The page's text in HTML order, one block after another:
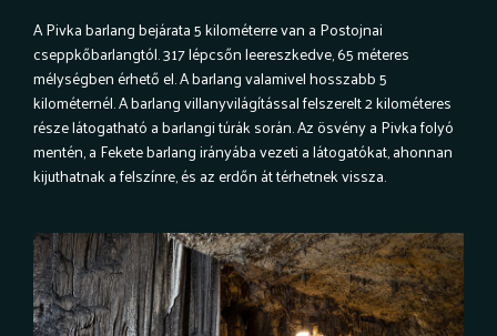
A Pivka barlang bejárata 5 kilométerre van a Postojnai
cseppkőbarlangtól. 317 lépcsőn leereszkedve, 65 méteres
mélységben érhető el. A barlang valamivel hosszabb 5
kilométernél. A barlang villanyvilágítással felszerelt 2 kilométeres
része látogatható a barlangi túrák során. Az ösvény a Pivka folyó
mentén, a Fekete barlang irányába vezeti a látogatókat, ahonnan
kijuthatnak a felszínre, és az erdőn át térhetnek vissza.